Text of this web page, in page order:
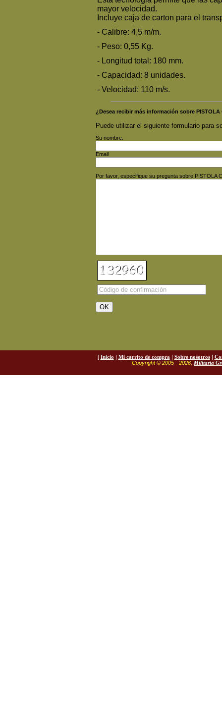
mayor velocidad.
Incluye caja de carton para el
- Calibre: 4,5 m/m.
- Peso: 0,55 Kg.
- Longitud total: 180 mm.
- Capacidad: 8 unidades.
- Velocidad: 110 m/s.
¿Desea recibir más información sobre PISTOLA
Puede utilizar el siguiente formulario para
Su nombre:
Email
Por favor, especifique su pregunta sobre PISTOLA
[ Inicio | Mi carrito de compra | Sobre nosotros|
Copyright © 2005 - 2026, Militaria